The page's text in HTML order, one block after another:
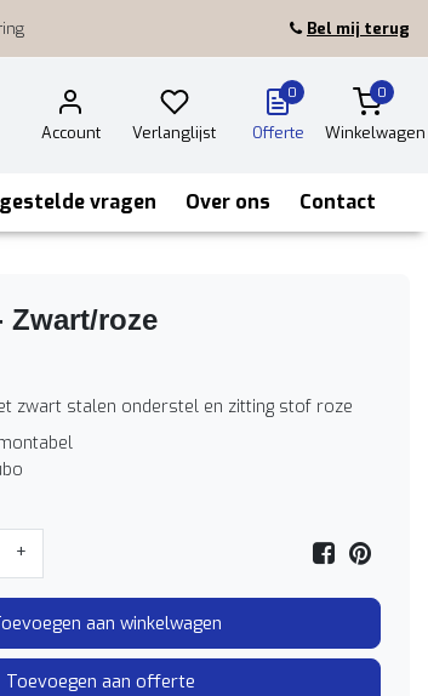
Bel mij terug
Account
Verlanglijst
0
Offerte
0
Winkelwagen
vragen Over ons Contact
Zwart/roze
zwart stalen onderstel en zitting stof roze
+
aan winkelwagen
Toevoegen aan offerte